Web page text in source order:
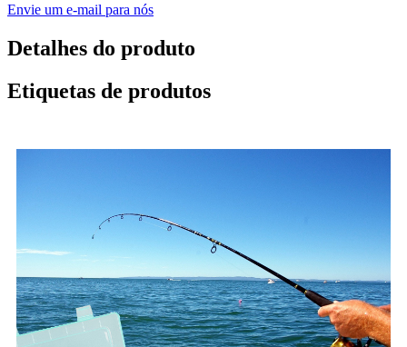
Envie um e-mail para nós
Detalhes do produto
Etiquetas de produtos